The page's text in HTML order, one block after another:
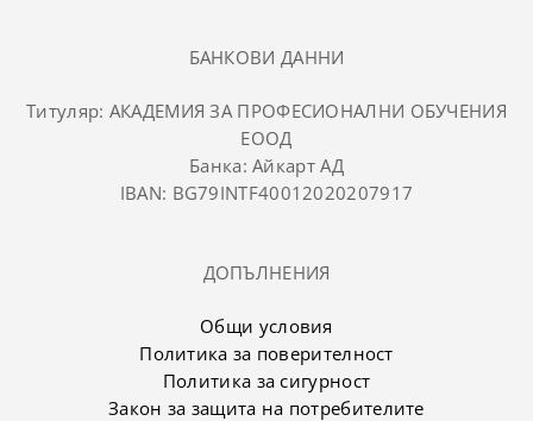
БАНКОВИ ДАННИ
Титуляр: АКАДЕМИЯ ЗА ПРОФЕСИОНАЛНИ ОБУЧЕНИЯ
ЕООД
Банка: Айкарт АД
IBAN: BG79INTF40012020207917
ДОПЪЛНЕНИЯ
Общи условия
Политика за поверителност
Политика за сигурност
Закон за защита на потребителите